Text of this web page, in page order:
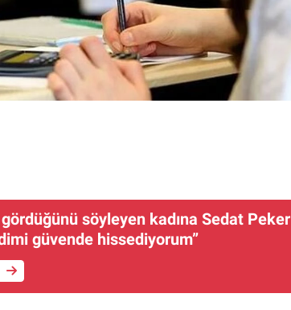
söyleyen kadına Sedat Peker
güvende hissediyorum”